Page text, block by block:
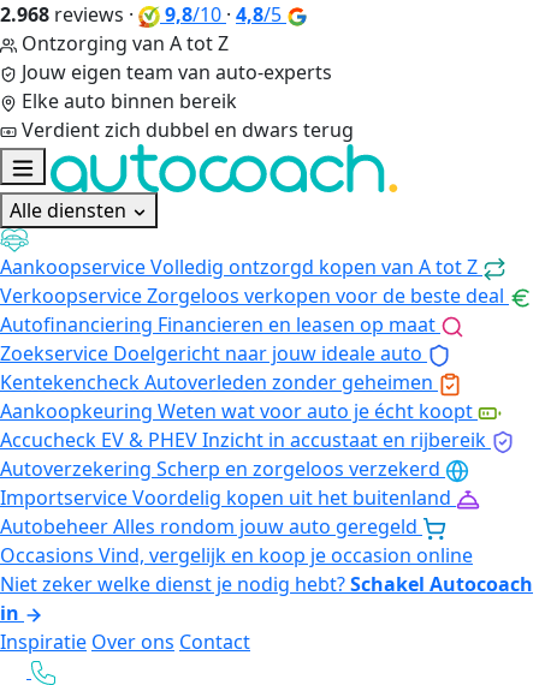
2.968 reviews · 9,8/10 · 4,8/5
Ontzorging van A tot Z
Jouw eigen team van auto-experts
Elke auto binnen bereik
Verdient zich dubbel en dwars terug
Alle diensten
AankoopserviceVolledig ontzorgd kopen van A tot Z
VerkoopserviceZorgeloos verkopen voor de beste deal
Autofinanciering Financieren en leasen op maat
Zoekservice Doelgericht naar jouw ideale auto
KentekencheckAutoverleden zonder geheimen
Aankoopkeuring Weten wat voor auto je écht koopt
Accucheck EV & PHEVInzicht in accustaat en rijbereik
Autoverzekering Scherp en zorgeloos verzekerd
ImportserviceVoordelig kopen uit het buitenland
AutobeheerAlles rondom jouw auto geregeld
Occasions Vind, vergelijk en koop je occasion online
Niet zeker welke dienst je nodig hebt?Schakel Autocoach
in
Inspiratie Over ons Contact